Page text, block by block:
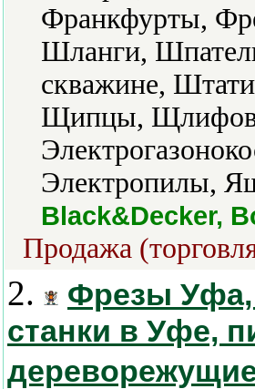
Франкфурты,
Шланги,
скважине,
Щипцы,
Электропилы,
Black&Decker,
Продажа
2.
Фрезы
станки в Уфе,